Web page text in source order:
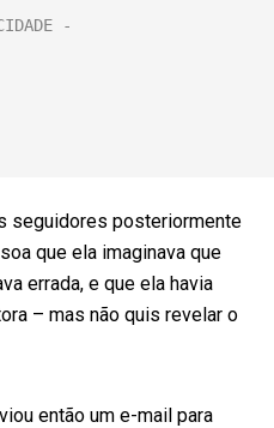
seguidores posteriormente
que ela imaginava que
errada, e que ela havia
– mas não quis revelar o
então um e-mail para